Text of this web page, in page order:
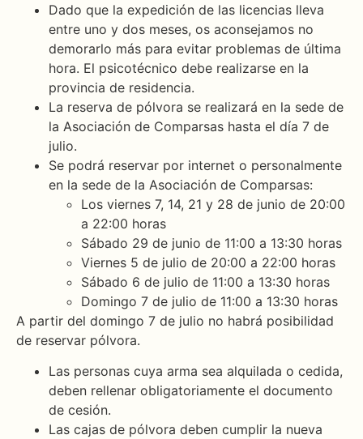
Dado que la expedición de las licencias lleva
entre uno y dos meses, os aconsejamos no
demorarlo más para evitar problemas de última
hora. El psicotécnico debe realizarse en la
provincia de residencia.
La reserva de pólvora se realizará en la sede de
la Asociación de Comparsas hasta el día 7 de
julio.
Se podrá reservar por internet o personalmente
en la sede de la Asociación de Comparsas:
Los viernes 7, 14, 21 y 28 de junio de 20:00
a 22:00 horas
Sábado 29 de junio de 11:00 a 13:30 horas
Viernes 5 de julio de 20:00 a 22:00 horas
Sábado 6 de julio de 11:00 a 13:30 horas
Domingo 7 de julio de 11:00 a 13:30 horas
A partir del domingo 7 de julio no habrá posibilidad
de reservar pólvora.
Las personas cuya arma sea alquilada o cedida,
deben rellenar obligatoriamente el documento
de cesión.
Las cajas de pólvora deben cumplir la nueva